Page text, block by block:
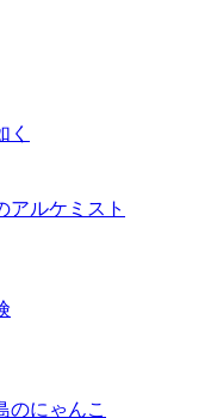
く
アルケミスト
のにゃんこ